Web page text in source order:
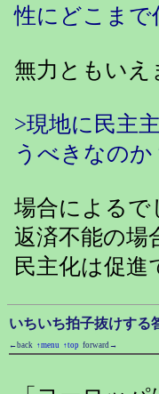
性にどこまで
無力ともいえ
>現地に民主
うべきなのか
場合によるで
返済不能の場
民主化は促進
いちいち拍子抜けする
←back ↑menu ↑top forward→